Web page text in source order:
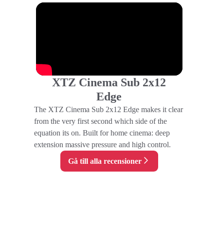
XTZ Cinema Sub 2x12
Edge
The XTZ Cinema Sub 2x12 Edge makes it clear
from the very first second which side of the
equation its on. Built for home cinema: deep
extension massive pressure and high control.
Gå till alla recensioner